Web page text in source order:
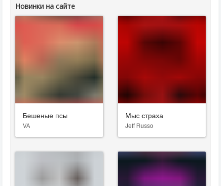
Новинки на сайте
Бешеные псы
VA
Мыс страха
Jeff Russo